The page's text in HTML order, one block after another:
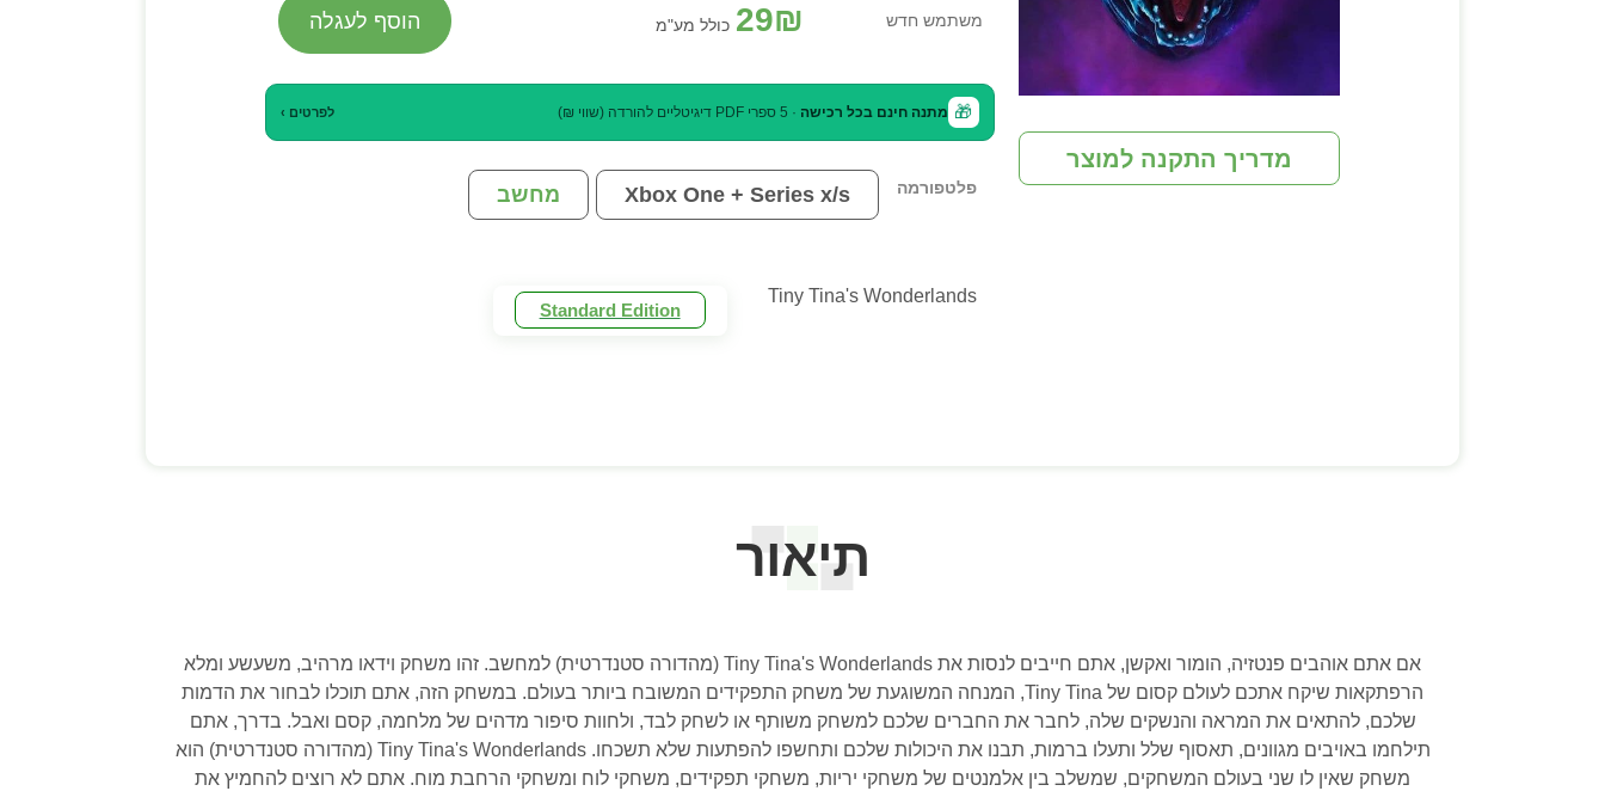
מדריך התקנה למוצר
משתמש חדש 29₪ כולל מע"מ הוסף לעגלה
🎁 מתנה חינם בכל רכישה · 5 ספרי PDF דיגיטליים להורדה (שווי ₪) לפרטים ›
פלטפורמה Xbox One + Series x/s מחשב
Tiny Tina's Wonderlands
Standard Edition
תיאור
אם אתם אוהבים פנטזיה, הומור ואקשן, אתם חייבים לנסות את Tiny Tina's Wonderlands (מהדורה סטנדרטית) למחשב. זהו משחק וידאו מרהיב, משעשע ומלא
הרפתקאות שיקח אתכם לעולם קסום של Tiny Tina, המנחה המשוגעת של משחק התפקידים המשובח ביותר בעולם. במשחק הזה, אתם תוכלו לבחור את הדמות
שלכם, להתאים את המראה והנשקים שלה, לחבר את החברים שלכם למשחק משותף או לשחק לבד, ולחוות סיפור מדהים של מלחמה, קסם ואבל. בדרך, אתם
תילחמו באויבים מגוונים, תאסוף שלל ותעלו ברמות, תבנו את היכולות שלכם ותחשפו להפתעות שלא תשכחו. Tiny Tina's Wonderlands (מהדורה סטנדרטית) הוא
משחק שאין לו שני בעולם המשחקים, שמשלב בין אלמנטים של משחקי יריות, משחקי תפקידים, משחקי לוח ומשחקי הרחבת מוח. אתם לא רוצים להחמיץ את